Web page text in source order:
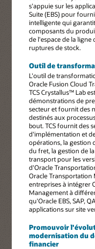
s'appuie sur les
Suite (EBS) pour
intelligente qui
composants du
de l'espace de la
ruptures de stock.
Outil de
L'outil de
Oracle Fusion Cloud
TCS Crystallus™ Lab
démonstrations de
secteur et fournit des
destinés aux
bout. TCS fournit des
d'implémentation et
opérations, la gestion
du fret, la gestion de
transport pour les
d'Oracle
Oracle Transportation
entreprises à intégrer
Management à
qu'Oracle EBS, SAP,
applications sur site
Promouvoir
modernisation du
financier